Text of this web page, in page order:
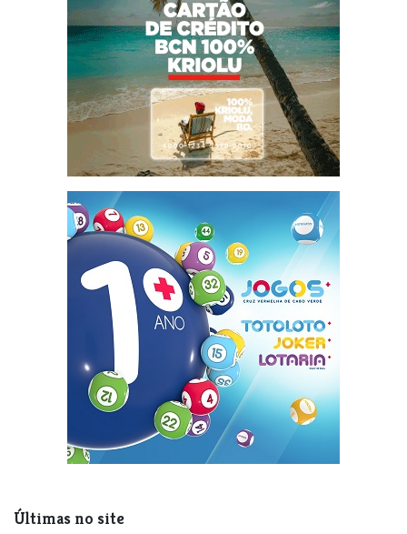
Últimas no site